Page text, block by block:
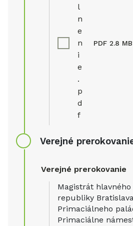
l
n
e
n
i
e
.
p
d
f
PDF 2.8 MB
Verejné
Verejné prerokovanie
Magistrát
republiky
Primaciálneho
Primaciálne